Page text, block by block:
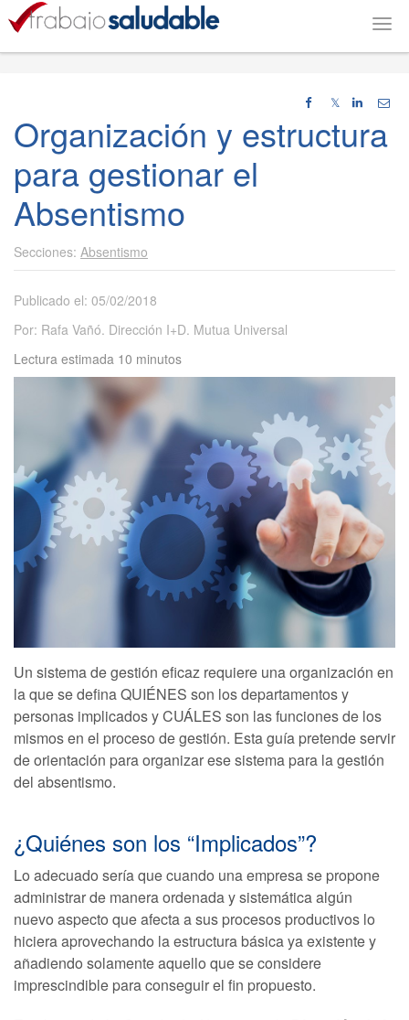
𝕏
Organización y estructura
para gestionar el
Absentismo
Absentismo
Publicado el: 05/02/2018
Por: Rafa Vañó. Dirección I+D. Mutua Universal
Lectura estimada 10 minutos
Un sistema de gestión eficaz requiere una organización en
la que se defina QUIÉNES son los departamentos y
personas implicados y CUÁLES son las funciones de los
mismos en el proceso de gestión. Esta guía pretende servir
de orientación para organizar ese sistema para la gestión
del absentismo.
¿Quiénes son los “Implicados”?
Lo adecuado sería que cuando una empresa se propone
administrar de manera ordenada y sistemática algún
nuevo aspecto que afecta a sus procesos productivos lo
hiciera aprovechando la estructura básica ya existente y
añadiendo solamente aquello que se considere
imprescindible para conseguir el fin propuesto.